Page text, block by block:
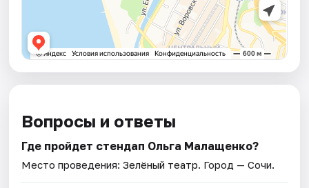
Вопросы и ответы
Где пройдет стендап Ольга Малащенко?
Место проведения:Зелёный театр. Город — Сочи.